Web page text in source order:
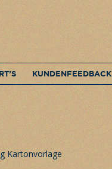
KUNDENFEEDBACK